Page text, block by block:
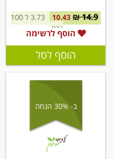
14.9 ₪
10.43
3.73 ל 100
גרם
הוסף לרשימה
הוסף לסל
ב- 30% הנחה